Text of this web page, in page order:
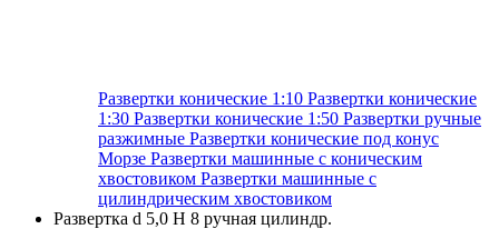
Развертки конические 1:10 Развертки конические
1:30 Развертки конические 1:50 Развертки ручные
разжимные Развертки конические под конус
Морзе Развертки машинные с коническим
хвостовиком Развертки машинные с
цилиндрическим хвостовиком
Развертка d 5,0 Н 8 ручная цилиндр.